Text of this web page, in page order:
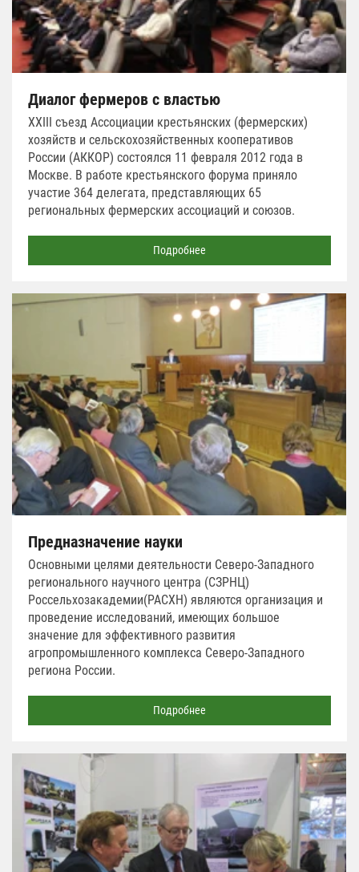
Диалог фермеров с властью
ХХIII съезд Ассоциации крестьянских (фермерских)
хозяйств и сельскохозяйственных кооперативов
России (АККОР) состоялся 11 февраля 2012 года в
Москве. В работе крестьянского форума приняло
участие 364 делегата, представляющих 65
региональных фермерских ассоциаций и союзов.
Подробнее
Предназначение науки
Основными целями деятельности Северо-Западного
регионального научного центра (СЗРНЦ)
Россельхозакадемии(РАСХН) являются организация и
проведение исследований, имеющих большое
значение для эффективного развития
агропромышленного комплекса Северо-Западного
региона России.
Подробнее